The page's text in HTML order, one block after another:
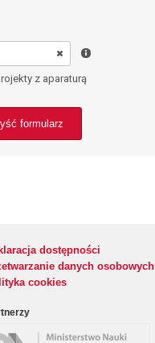
z aparaturą
formularz
dostępności
danych osobowych
cookies